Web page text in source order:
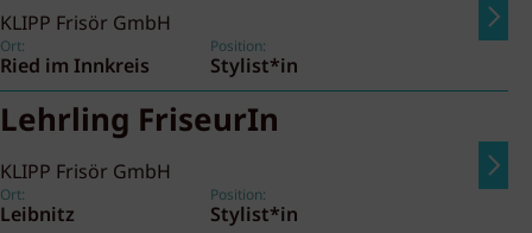
KLIPP Frisör GmbH
Ort:
Ried im Innkreis
Position:
Stylist*in
Lehrling FriseurIn
KLIPP Frisör GmbH
Ort:
Leibnitz
Position:
Stylist*in